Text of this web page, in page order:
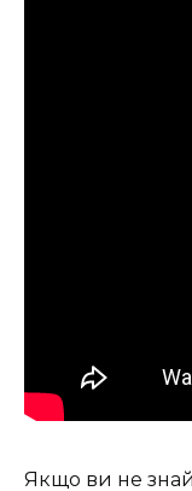
Якщо ви не